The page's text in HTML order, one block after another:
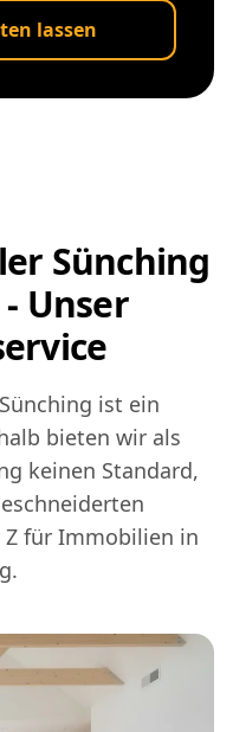
lassen
Sünching
Unser
ist ein
bieten wir als
keinen Standard,
Z für Immobilien in